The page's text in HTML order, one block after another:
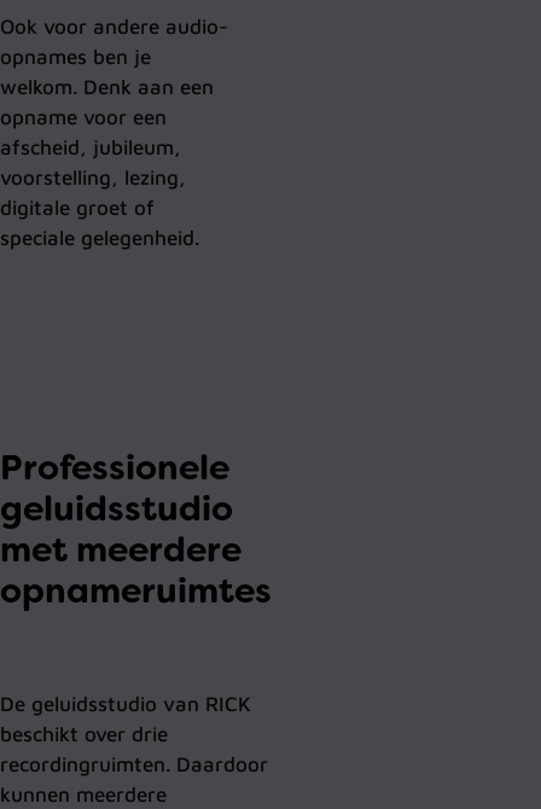
Ook voor andere audio-
opnames ben je
welkom. Denk aan een
opname voor een
afscheid, jubileum,
voorstelling, lezing,
digitale groet of
speciale gelegenheid.
Professionele
geluidsstudio
met meerdere
opnameruimtes
De geluidsstudio van RICK
beschikt over drie
recordingruimten. Daardoor
kunnen meerdere